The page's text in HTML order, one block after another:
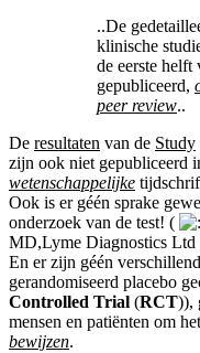
..De
klinische
de eerste helft
gepubliceerd,
peer review..
De resultaten van de Study
zijn ook niet gepubliceerd
wetenschappelijke
Ook is er géén sprake
onderzoek van de test! (
MD,Lyme Diagnostics Ltd
En er zijn géén
gerandomiseerd placebo
Controlled Trial (RCT)),
mensen en patiënten om
bewijzen.